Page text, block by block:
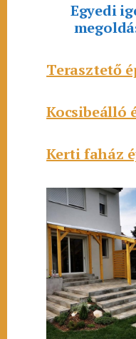
Egyedi
Terasztető
Kocsibeálló
Kerti faház